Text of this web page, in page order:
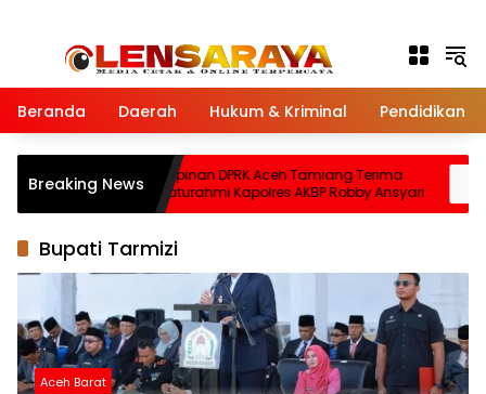
Beranda Daerah Hukum & Kriminal Pendidikan
Breaking News
Babo
Pimpinan DPRK Aceh Tamiang Terima
Silaturahmi Kapolres AKBP Robby Ansyari
Bupati Tarmizi
Aceh Barat